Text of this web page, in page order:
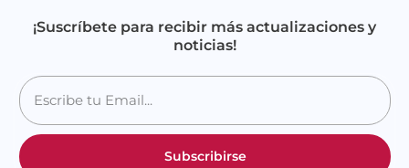
¡Suscríbete para recibir más actualizaciones y
noticias!
Subscribirse